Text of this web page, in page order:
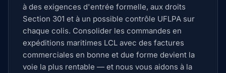
à des exigences d'entrée formelle, aux droits
Section 301 et à un possible contrôle UFLPA sur
chaque colis. Consolider les commandes en
expéditions maritimes LCL avec des factures
commerciales en bonne et due forme devient la
voie la plus rentable — et nous vous aidons à la